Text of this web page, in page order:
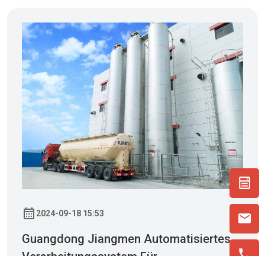
2024-09-18 15:53
Guangdong Jiangmen Automatisiertes